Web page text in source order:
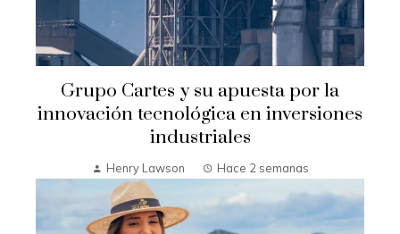
Grupo Cartes y su apuesta por la
innovación tecnológica en inversiones
industriales
Henry Lawson Hace 2 semanas